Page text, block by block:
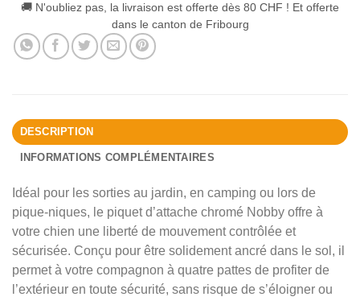
🚚 N'oubliez pas, la livraison est offerte dès 80 CHF ! Et offerte
dans le canton de Fribourg
DESCRIPTION
INFORMATIONS COMPLÉMENTAIRES
Idéal pour les sorties au jardin, en camping ou lors de
pique-niques, le piquet d’attache chromé Nobby offre à
votre chien une liberté de mouvement contrôlée et
sécurisée. Conçu pour être solidement ancré dans le sol, il
permet à votre compagnon à quatre pattes de profiter de
l’extérieur en toute sécurité, sans risque de s’éloigner ou